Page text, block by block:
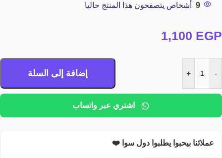
9 أشخاص يتصفحون هذا المنتج حاليا
1,100 EGP
-
+ إضافة إلى السلة
اشتري عبر واتساب
عملائنا بيحبوا يطلبوا دول سوا ❤️